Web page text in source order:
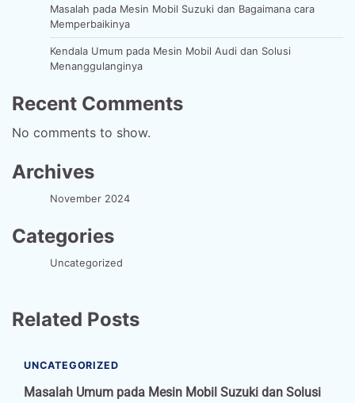
Masalah pada Mesin Mobil Suzuki dan Bagaimana cara
Memperbaikinya
Kendala Umum pada Mesin Mobil Audi dan Solusi
Menanggulanginya
Recent Comments
No comments to show.
Archives
November 2024
Categories
Uncategorized
Related Posts
UNCATEGORIZED
Masalah Umum pada Mesin Mobil Suzuki dan Solusi